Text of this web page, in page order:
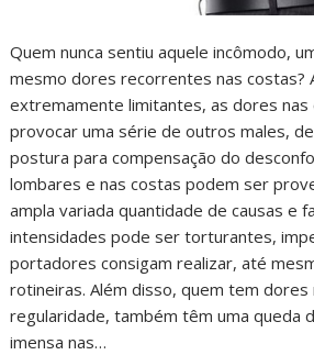
Quem nunca sentiu aquele incômodo,
mesmo dores recorrentes nas costas?
extremamente limitantes, as dores nas
provocar uma série de outros males,
postura para compensação do
lombares e nas costas podem ser
ampla variada quantidade de causas e
intensidades pode ser torturantes,
portadores consigam realizar, até
rotineiras. Além disso, quem tem dores
regularidade, também têm uma queda
imensa nas…